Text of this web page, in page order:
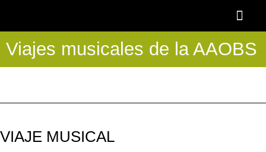
Viajes musicales de la AAOBS
VIAJE MUSICAL